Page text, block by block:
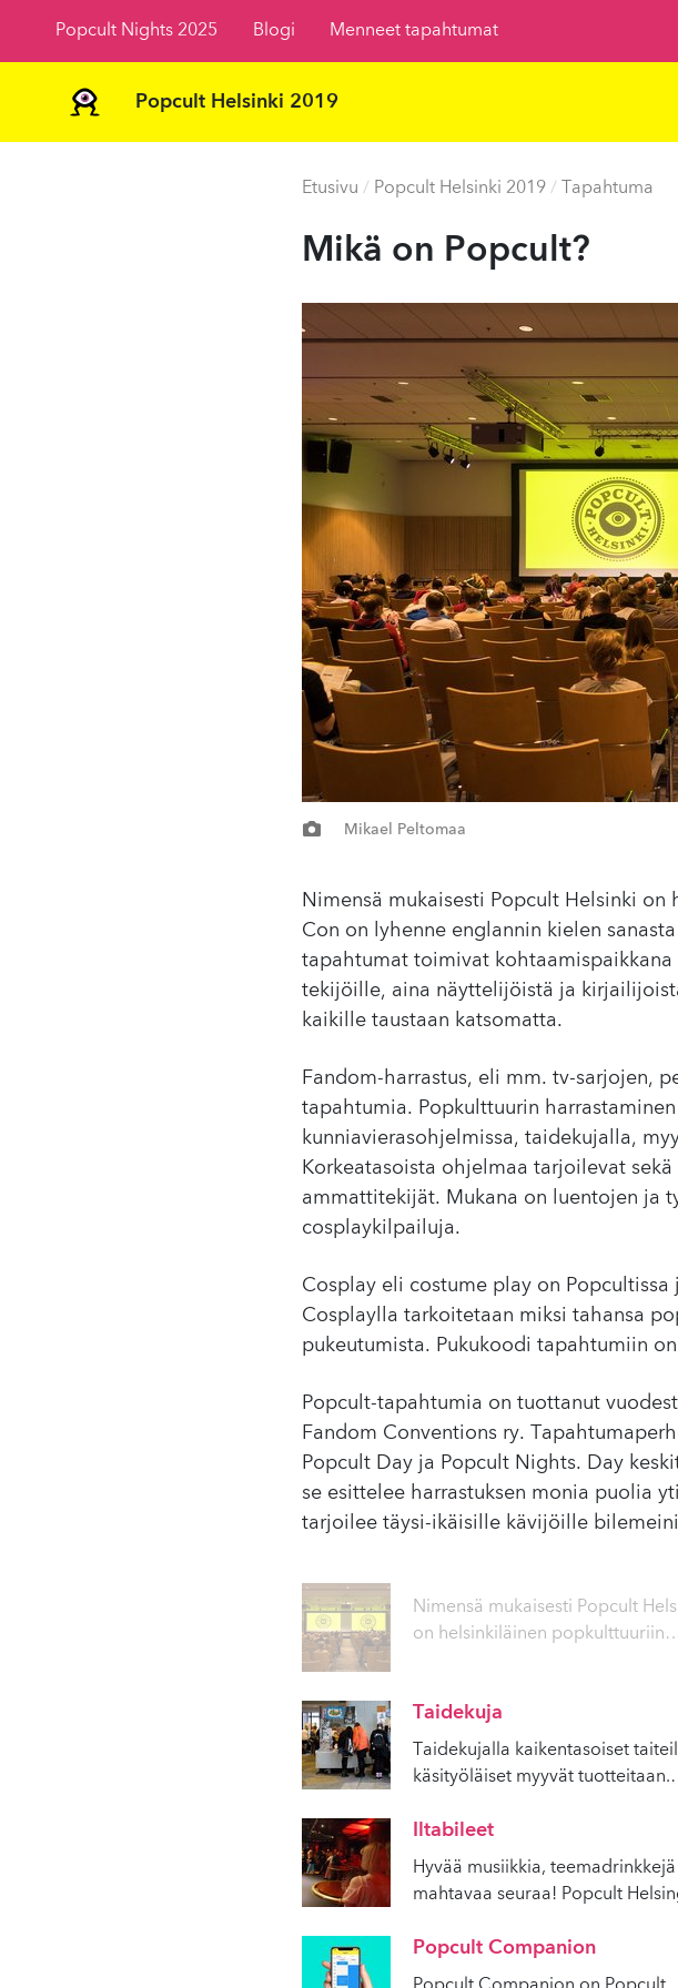
Popcult Nights 2025 Blogi Menneet tapahtumat
Popcult Helsinki 2019
Etusivu / Popcult Helsinki 2019 / Tapahtuma
Mikä on Popcult?
Mikael Peltomaa
Nimensä mukaisesti Popcult Helsinki
Con on lyhenne englannin kielen
tapahtumat toimivat
tekijöille, aina näyttelijöistä ja
kaikille taustaan katsomatta.
Fandom-harrastus, eli mm. tv-sarjojen,
tapahtumia. Popkulttuurin
kunniavierasohjelmissa, taidekujalla,
Korkeatasoista ohjelmaa tarjoilevat
ammattitekijät. Mukana on luentojen ja
cosplaykilpailuja.
Cosplay eli costume play on Popcultissa
Cosplaylla tarkoitetaan miksi tahansa
pukeutumista. Pukukoodi tapahtumiin
Popcult-tapahtumia on tuottanut
Fandom Conventions ry.
Popcult Day ja Popcult Nights. Day
se esittelee harrastuksen monia puolia
tarjoilee täysi-ikäisille kävijöille
Nimensä mukaisesti Popcult
on helsinkiläinen popkulttuuriin
Taidekuja
Taidekujalla kaikentasoiset
käsityöläiset myyvät tuotteitaan.
Iltabileet
Hyvää musiikkia, teemadrinkkejä
mahtavaa seuraa! Popcult
Popcult Companion